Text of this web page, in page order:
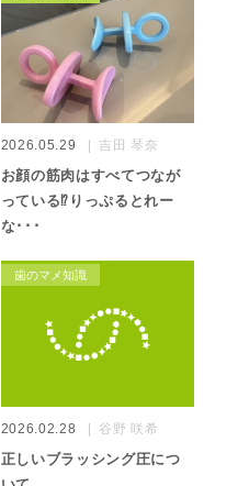
2026.05.29 吉田 琴奈
お顔の筋肉はすべてつなが
っている⁉️りっぷるとれー
な･･･
歯のマメ知識
2026.02.28 谷野 咲希
正しいブラッシング圧につ